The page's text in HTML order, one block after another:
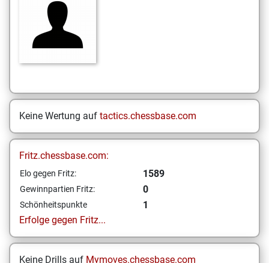
Keine Wertung auf tactics.chessbase.com
Fritz.chessbase.com:
Elo gegen Fritz: 1589
Gewinnpartien Fritz: 0
Schönheitspunkte
1
Erfolge gegen Fritz...
Keine Drills auf Mymoves.chessbase.com